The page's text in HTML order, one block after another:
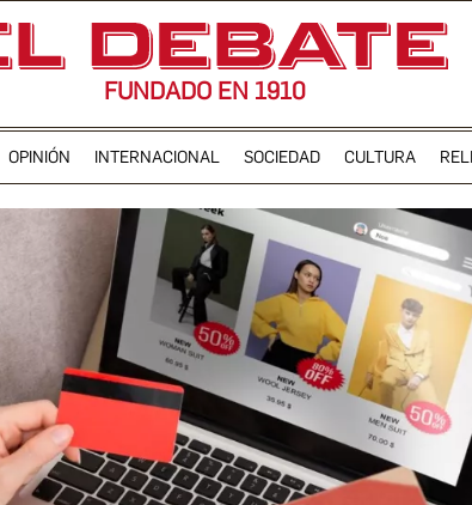
FUNDADO EN 1910
OPINIÓN INTERNACIONAL SOCIEDAD CULTURA